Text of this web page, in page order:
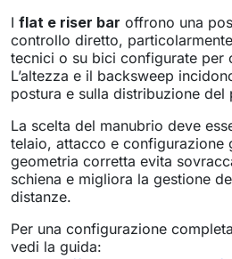
I flat e riser bar offrono una
controllo diretto,
tecnici o su bici configurate per
L’altezza e il backsweep
postura e sulla distribuzione del
La scelta del manubrio deve
telaio, attacco e configurazione
geometria corretta evita
schiena e migliora la gestione
distanze.
Per una configurazione
vedi la guida: